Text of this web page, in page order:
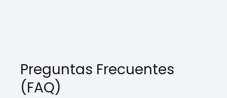
Preguntas Frecuentes
(FAQ)